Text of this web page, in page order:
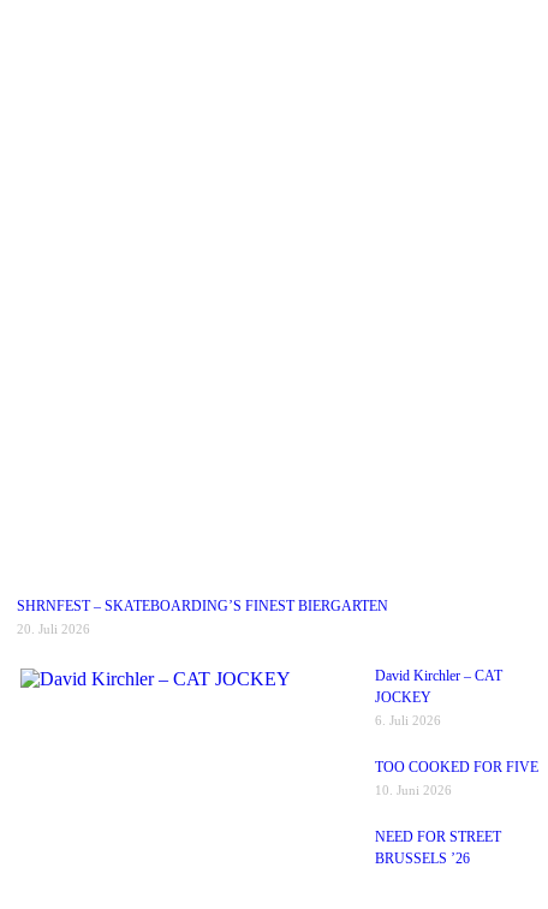
SHRNFEST – SKATEBOARDING’S FINEST BIERGARTEN
20. Juli 2026
David Kirchler – CAT
JOCKEY
6. Juli 2026
TOO COOKED FOR FIVE
10. Juni 2026
NEED FOR STREET
BRUSSELS ’26